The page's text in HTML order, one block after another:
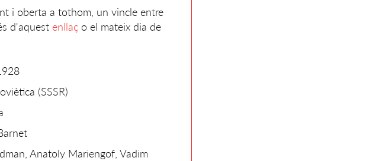
i oberta a tothom, un vincle entre
d'aquest enllaç o el mateix dia de
(SSSR)
Anatoly Mariengof, Vadim